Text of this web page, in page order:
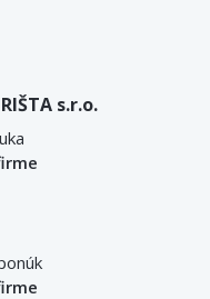
s.r.o.